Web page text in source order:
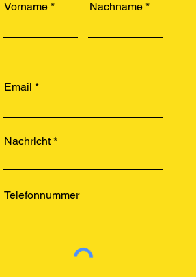
Vorname Nachname
Email
Nachricht
Telefonnummer